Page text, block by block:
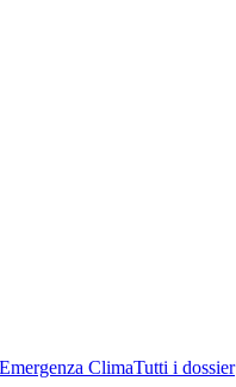
Emergenza ClimaTutti i dossier